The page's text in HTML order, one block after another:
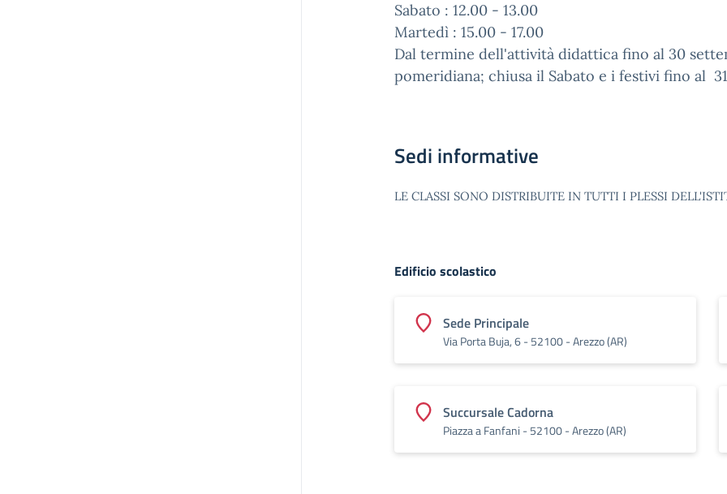
Sabato : 12.00 - 13.00
Martedì : 15.00 - 17.00
Dal termine dell'attività didattica fino al 30
pomeridiana; chiusa il Sabato e i festivi fino al
Sedi informative
LE CLASSI SONO DISTRIBUITE IN TUTTI I PLESSI
Edificio scolastico
Sede Principale
Via Porta Buja, 6 - 52100 - Arezzo (AR)
Succursale Cadorna
Piazza a Fanfani - 52100 - Arezzo (AR)